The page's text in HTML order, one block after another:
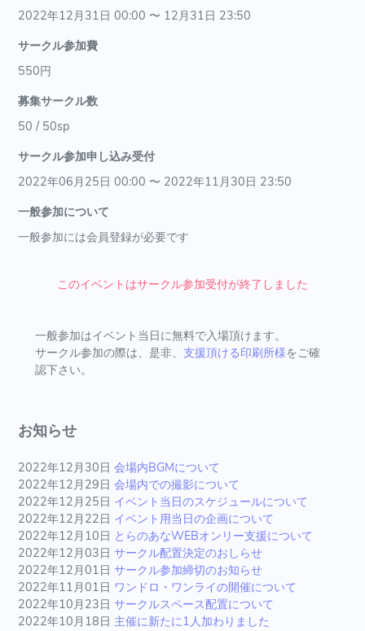
2022年12月31日 00:00 〜 12月31日 23:50
サークル参加費
550円
募集サークル数
50 / 50sp
サークル参加申し込み受付
2022年06月25日 00:00 〜 2022年11月30日 23:50
一般参加について
一般参加には会員登録が必要です
このイベントはサークル参加受付が終了しました
一般参加はイベント当日に無料で入場頂けます。
サークル参加の際は、是非、 支援頂ける印刷所様をご確
認下さい。
お知らせ
2022年12月30日 会場内BGMについて
2022年12月29日 会場内での撮影について
2022年12月25日 イベント当日のスケジュールについて
2022年12月22日 イベント用当日の企画について
2022年12月10日 とらのあなWEBオンリー支援について
2022年12月03日 サークル配置決定のおしらせ
2022年12月01日 サークル参加締切のお知らせ
2022年11月01日 ワンドロ・ワンライの開催について
2022年10月23日 サークルスペース配置について
2022年10月18日 主催に新たに1人加わりました